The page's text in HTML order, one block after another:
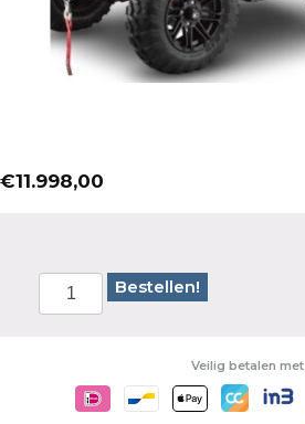
€11.998,00
Bestellen!
Veilig betalen met